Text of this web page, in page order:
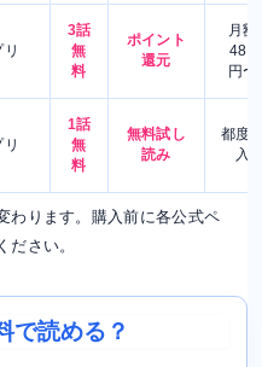
3話
無
料
ポイント
還元
月額
480
円〜
1話
無
料
無料試し
読み
都度
入
わります。購入前に各公式ペ
ださい。
で読める？